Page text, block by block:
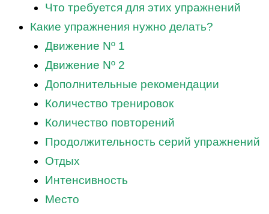
Что требуется для этих упражнений
Какие упражнения нужно делать?
Движение Nº 1
Движение Nº 2
Дополнительные рекомендации
Количество тренировок
Количество повторений
Продолжительность серий упражнений
Отдых
Интенсивность
Место